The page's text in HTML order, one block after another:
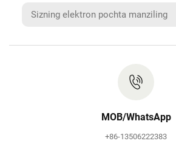
MOB/WhatsApp
+86-13506222383